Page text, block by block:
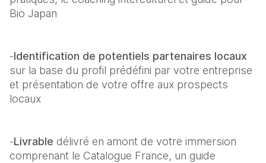
Bio Japan
-
sur la base du profil prédéfini par votre entreprise
et présentation de votre offre aux prospects
locaux
-Livrable délivré en amont de votre immersion
comprenant le Catalogue France, un guide